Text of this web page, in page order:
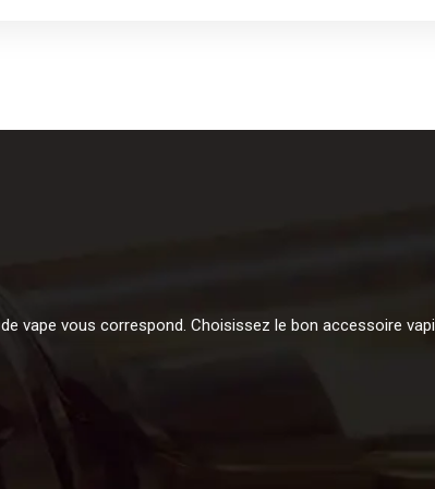
vape vous correspond. Choisissez le bon accessoire